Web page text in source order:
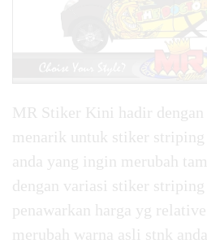
MR Stiker Kini hadir dengan
menarik untuk stiker
anda yang ingin merubah
dengan variasi stiker
penawarkan harga yg
merubah warna asli stnk